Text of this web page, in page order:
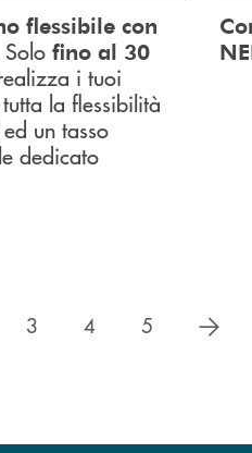
flessibile con
Solo fino al 30
i tuoi
la flessibilità
un tasso
dedicato
3 4 5